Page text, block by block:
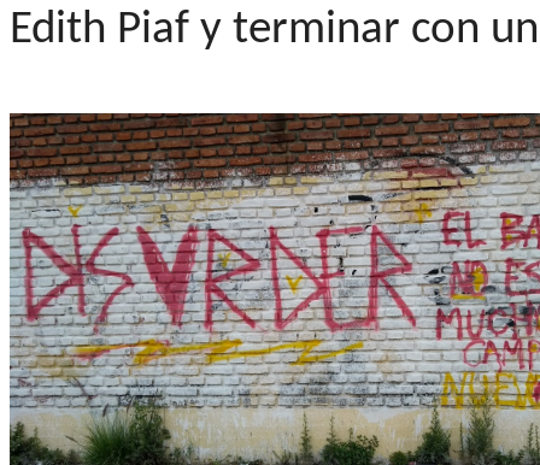
Edith Piaf y terminar con